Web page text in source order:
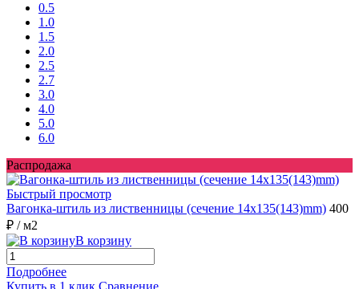
0.5
1.0
1.5
2.0
2.5
2.7
3.0
4.0
5.0
6.0
Распродажа
Быстрый просмотр
Вагонка-штиль из лиственницы (сечение 14x135(143)mm) 400
₽ / м2
В корзину
Подробнее
Купить в 1 клик Сравнение